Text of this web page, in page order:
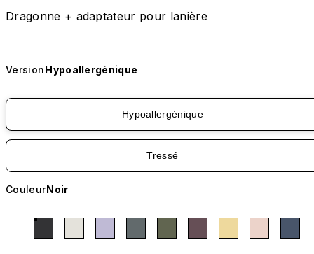
Dragonne + adaptateur pour lanière
VersionHypoallergénique
Hypoallergénique
Tressé
CouleurNoir